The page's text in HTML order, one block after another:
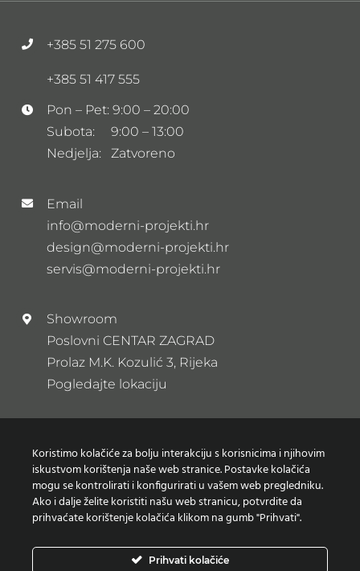
+385 51 275 600
+385 51 417 555
Pon – Pet: 9:00 – 20:00
Subota: 9:00 – 13:00
Nedjelja: Zatvoreno
Email
info@moderni-projekti.hr
design@moderni-projekti.hr
servis@moderni-projekti.hr
Showroom
Poslovni CENTAR ZAGRAD
Prolaz M.K. Kozulić 3, Rijeka
Pogledajte lokaciju
Prijavi se na naš newsletter
Izjava o korištenju Kolačića
Koristimo kolačiće za bolju interakciju s korisnicima i njihovim
iskustvom korištenja naše web stranice. Postavke kolačića
mogu se kontrolirati i konfigurirati u vašem web pregledniku.
Ako i dalje želite koristiti našu web stranicu, potvrdite da
prihvaćate korištenje kolačića klikom na gumb "Prihvati".
Prihvati kolačiće